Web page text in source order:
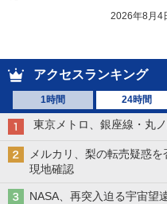
2026年8月4
アクセスランキング
1時間 24時間
東京メトロ、銀座線・丸
メルカリ、梨の転売疑惑
現地確認
NASA、再突入迫る宇宙望